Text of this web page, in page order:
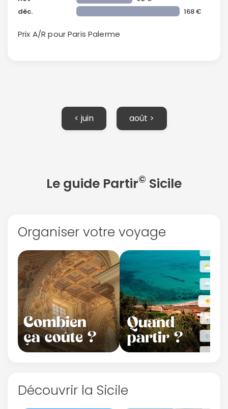
déc.
168 €
Prix A/R pour Paris Palerme
< juin août >
Le guide Partir© Sicile
Organiser votre voyage
Découvrir la Sicile